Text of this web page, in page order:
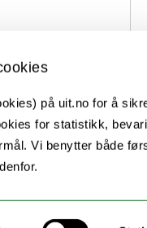
på uit.no for å
for statistikk,
Vi benytter både